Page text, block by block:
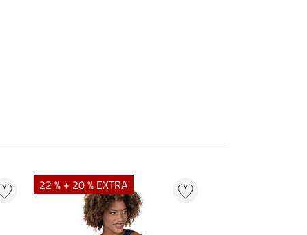
22 % + 20 % EXTRA